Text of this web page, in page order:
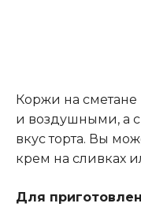
Коржи на
и воздушными, а
вкус торта. Вы
крем на сливках
Для